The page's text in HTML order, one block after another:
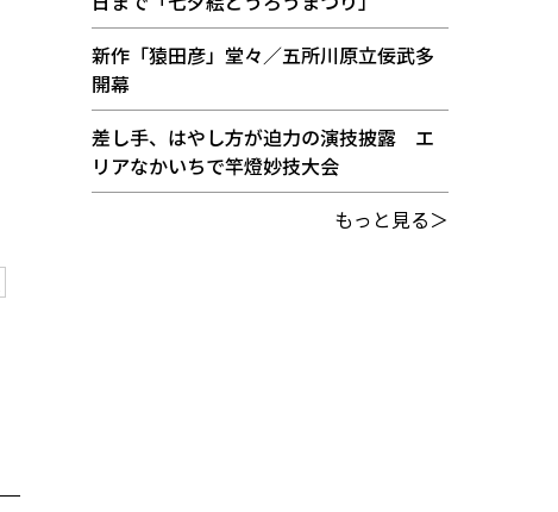
新作「猿田彦」堂々／五所川原立佞武多
開幕
差し手、はやし方が迫力の演技披露 エ
リアなかいちで竿燈妙技大会
もっと見る＞